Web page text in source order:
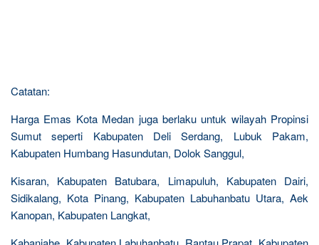
Catatan:
Harga Emas Kota Medan juga berlaku untuk wilayah Propinsi
Sumut seperti Kabupaten Deli Serdang, Lubuk Pakam,
Kabupaten Humbang Hasundutan, Dolok Sanggul,
Kisaran, Kabupaten Batubara, Limapuluh, Kabupaten Dairi,
Sidikalang, Kota Pinang, Kabupaten Labuhanbatu Utara, Aek
Kanopan, Kabupaten Langkat,